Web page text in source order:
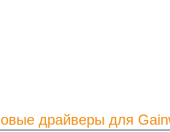
драйверы для